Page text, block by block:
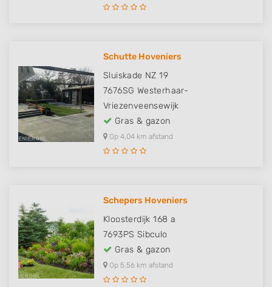
Schutte Hoveniers
Sluiskade NZ 19
7676SG Westerhaar-
Vriezenveensewijk
Gras & gazon
Op 4,04 km afstand
Schepers Hoveniers
Kloosterdijk 168 a
7693PS Sibculo
Gras & gazon
Op 5,56 km afstand